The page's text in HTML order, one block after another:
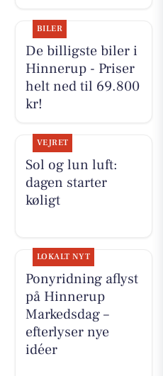
BILER
De billigste biler i
Hinnerup - Priser
helt ned til 69.800
kr!
VEJRET
Sol og lun luft:
dagen starter
køligt
LOKALT NYT
Ponyridning aflyst
på Hinnerup
Markedsdag –
efterlyser nye
idéer